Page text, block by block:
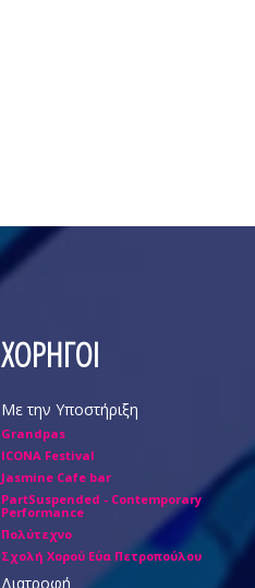
ΧΟΡΗΓΟΙ
Με την Υποστήριξη
Grandpas
ICONA Festival
Jasmine Cafe bar
PartSuspended - Contemporary
Performance
Πολύτεχνο
Σχολή Χορού Εύα Πετροπούλου
Διατροφή